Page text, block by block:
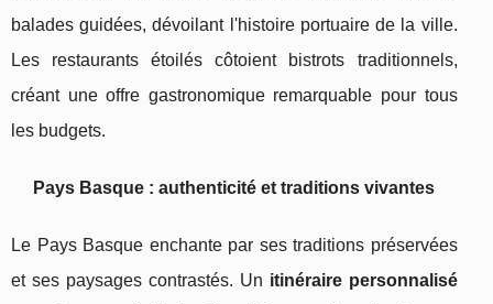
balades guidées, dévoilant l'histoire portuaire de la ville.
Les restaurants étoilés côtoient bistrots traditionnels,
créant une offre gastronomique remarquable pour tous
les budgets.
Pays Basque : authenticité et traditions vivantes
Le Pays Basque enchante par ses traditions préservées
et ses paysages contrastés. Un itinéraire personnalisé